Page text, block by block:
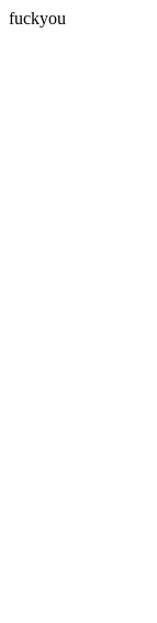
fuckyou